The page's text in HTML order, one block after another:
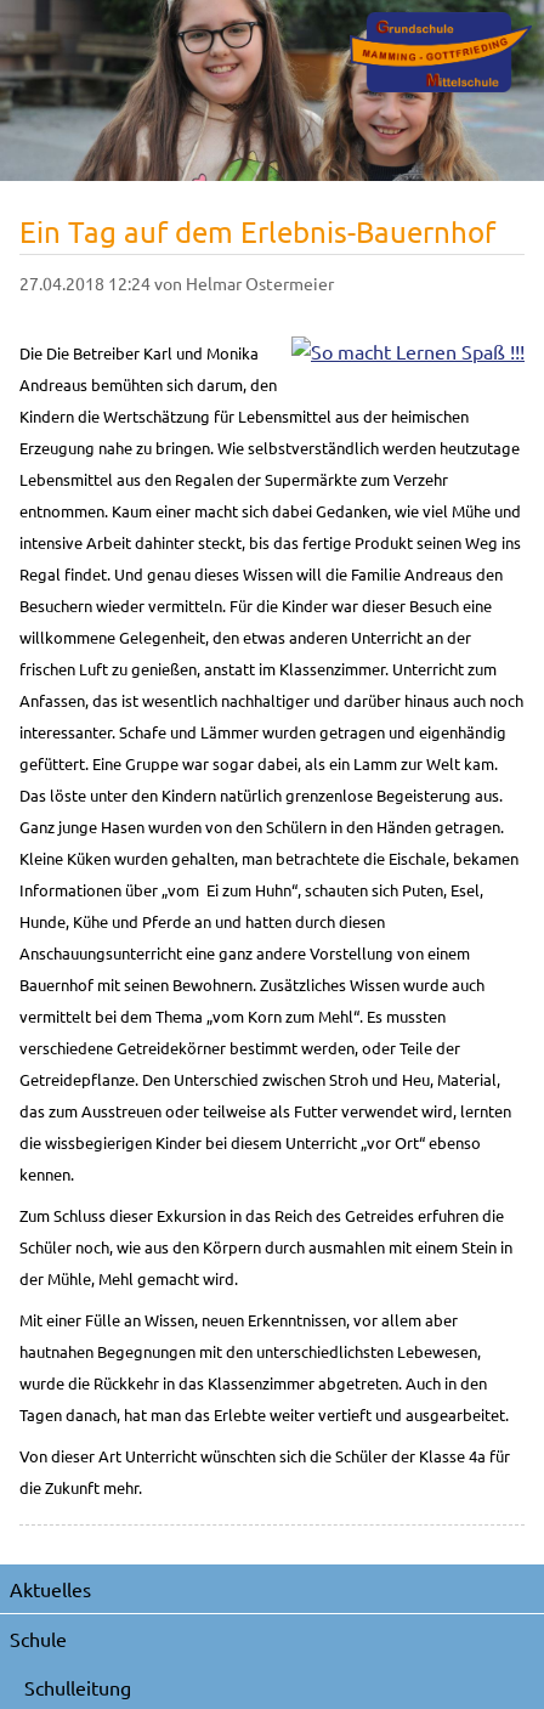
Ein Tag auf dem Erlebnis-Bauernhof
27.04.2018 12:24von Helmar Ostermeier
Die Die Betreiber Karl und Monika
Andreaus bemühten sich darum, den
Kindern die Wertschätzung für Lebensmittel aus der heimischen
Erzeugung nahe zu bringen. Wie selbstverständlich werden heutzutage
Lebensmittel aus den Regalen der Supermärkte zum Verzehr
entnommen. Kaum einer macht sich dabei Gedanken, wie viel Mühe und
intensive Arbeit dahinter steckt, bis das fertige Produkt seinen Weg ins
Regal findet. Und genau dieses Wissen will die Familie Andreaus den
Besuchern wieder vermitteln. Für die Kinder war dieser Besuch eine
willkommene Gelegenheit, den etwas anderen Unterricht an der
frischen Luft zu genießen, anstatt im Klassenzimmer. Unterricht zum
Anfassen, das ist wesentlich nachhaltiger und darüber hinaus auch noch
interessanter. Schafe und Lämmer wurden getragen und eigenhändig
gefüttert. Eine Gruppe war sogar dabei, als ein Lamm zur Welt kam.
Das löste unter den Kindern natürlich grenzenlose Begeisterung aus.
Ganz junge Hasen wurden von den Schülern in den Händen getragen.
Kleine Küken wurden gehalten, man betrachtete die Eischale, bekamen
Informationen über „vom Ei zum Huhn“, schauten sich Puten, Esel,
Hunde, Kühe und Pferde an und hatten durch diesen
Anschauungsunterricht eine ganz andere Vorstellung von einem
Bauernhof mit seinen Bewohnern. Zusätzliches Wissen wurde auch
vermittelt bei dem Thema „vom Korn zum Mehl“. Es mussten
verschiedene Getreidekörner bestimmt werden, oder Teile der
Getreidepflanze. Den Unterschied zwischen Stroh und Heu, Material,
das zum Ausstreuen oder teilweise als Futter verwendet wird, lernten
die wissbegierigen Kinder bei diesem Unterricht „vor Ort“ ebenso
kennen.
Zum Schluss dieser Exkursion in das Reich des Getreides erfuhren die
Schüler noch, wie aus den Körpern durch ausmahlen mit einem Stein in
der Mühle, Mehl gemacht wird.
Mit einer Fülle an Wissen, neuen Erkenntnissen, vor allem aber
hautnahen Begegnungen mit den unterschiedlichsten Lebewesen,
wurde die Rückkehr in das Klassenzimmer abgetreten. Auch in den
Tagen danach, hat man das Erlebte weiter vertieft und ausgearbeitet.
Von dieser Art Unterricht wünschten sich die Schüler der Klasse 4a für
die Zukunft mehr.
Navigation
Aktuelles
Schule
Schulleitung